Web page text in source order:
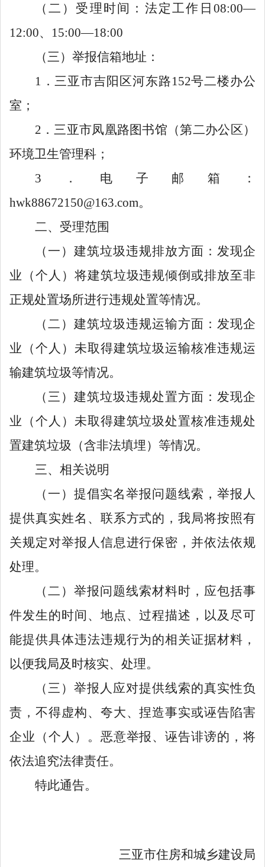
（二）受理时间：法定工作日 08:00—
12:00、 15:00—18:00
（三）举报信箱地址：
1 ．三亚市吉阳区河东路152号二楼办公
室；
2 ．三亚市凤凰路图书馆（第二办公区）
环境卫生管理科 ；
3 ．电子邮箱：
hwk88672150@163.com。
二、 受理范围
（一） 建筑垃圾违规排放方面：发现企
业（个人）将建筑垃圾违规倾倒或排放至非
正规处置场所进行违规处置等情况。
（二） 建筑垃圾违规运输方面：发现企
业（个人）未取得建筑垃圾运输核准违规运
输建筑垃圾等情况。
（三） 建筑垃圾违规处置方面：发现企
业（个人）未取得建筑垃圾处置核准违规处
置建筑垃圾（含非法填埋）等情况。
三、相关说明
（一）提倡实名举报问题线索，举报人
提供真实姓名、联系方式的，我局将按照有
关规定对举报人信息进行保密，并依法依规
处理。
（二）举报问题线索材料时，应包括事
件发生的时间、地点、过程描述，以及尽可
能提供具体违法违规行为的相关证据材料，
以便我局及时核实、处理。
（三）举报人应对提供线索的真实性负
责，不得虚构、夸大、捏造事实或诬告陷害
企业（个人） 。恶意举报、诬告诽谤的，将
依法追究法律责任。
特此通告。
三亚市住房和城乡建设局